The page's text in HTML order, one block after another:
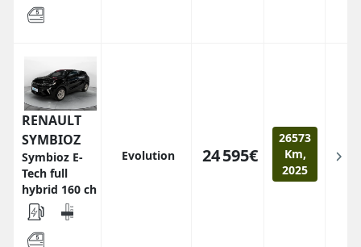
RENAULT
SYMBIOZ
Symbioz E-
Tech full
hybrid 160 ch
Evolution 24 595€
26573
Km,
2025